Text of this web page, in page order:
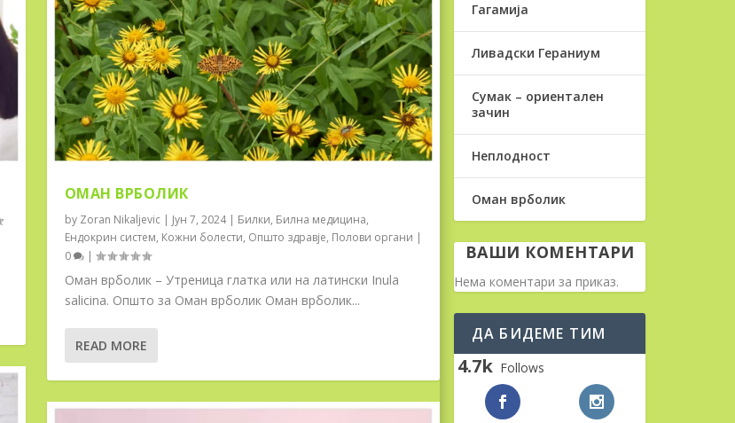
ОМАН ВРБОЛИК
by Zoran Nikaljevic| Јун 7, 2024| Билки, Билна медицина,
Ендокрин систем, Кожни болести, Општо здравје, Полови органи |
0
|
Оман врболик – Утреница глатка или на латински Inula
salicina. Општо за Оман врболик Оман врболик...
READ MORE
Гагамија
Ливадски Гераниум
Сумак – ориентален
зачин
Неплодност
Оман врболик
ВАШИ КОМЕНТАРИ
Нема коментари за приказ.
ДА БИДЕМЕ ТИМ
4.7k Follows